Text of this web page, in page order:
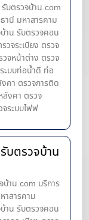
บตรวจบ้าน.com
านี มหาสารคาม
าน รับตรวจคอน
จระเบียง ตรวจ
จหน้าต่าง​ ตรวจ
ะบบท่อน้ำ​ดี ท่อ
งคา ตรวจการติด
ลังคา ตรวจ
ระบบไฟฟ
บตรวจบ้าน
าน.com บริการ
าสารคาม
าน รับตรวจคอน